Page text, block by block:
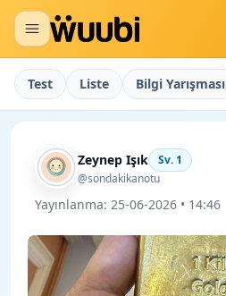
Test Liste Bilgi Yarışması
Zeynep Işık Sv. 1
@sondakikanotu
Yayınlanma: 25-06-2026 • 14:46